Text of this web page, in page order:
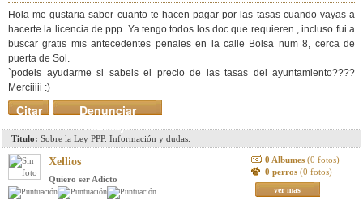
Hola me gustaria saber cuanto te hacen pagar por las tasas cuando vayas a
hacerte la licencia de ppp. Ya tengo todos los doc que requieren , incluso fui a
buscar gratis mis antecedentes penales en la calle Bolsa num 8, cerca de
puerta de Sol.
`podeis ayudarme si sabeis el precio de las tasas del ayuntamiento????
Merciiiii :)
Denunciar
mensaje
Citar
Titulo: Sobre la Ley PPP. Información y dudas.
Xellios
Quiero ser Adicto
0 Albumes (0 fotos)
0 perros (0 fotos)
ver mas